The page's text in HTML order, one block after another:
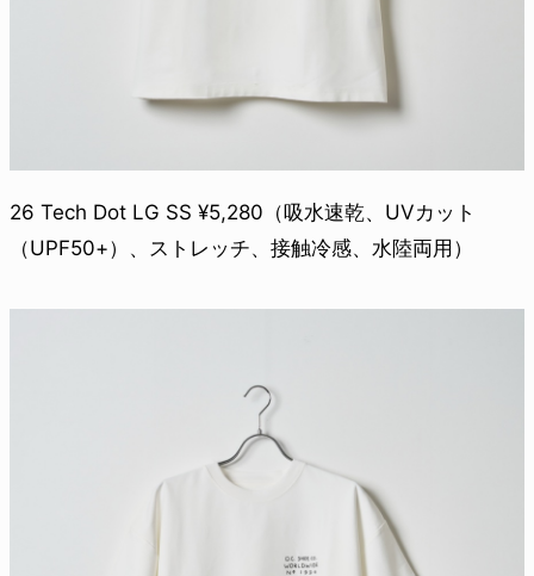
26 Tech Dot LG SS ¥5,280（吸水速乾、UVカット
（UPF50+）、ストレッチ、接触冷感、水陸両用）